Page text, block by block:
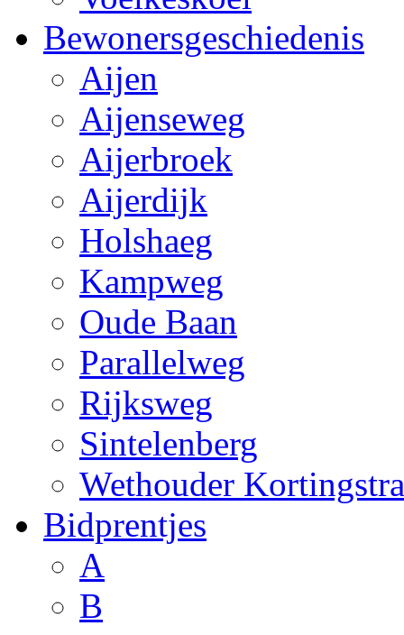
Bewonersgeschiedenis
Aijen
Aijenseweg
Aijerbroek
Aijerdijk
Holshaeg
Kampweg
Oude Baan
Parallelweg
Rijksweg
Sintelenberg
Wethouder
Bidprentjes
A
B